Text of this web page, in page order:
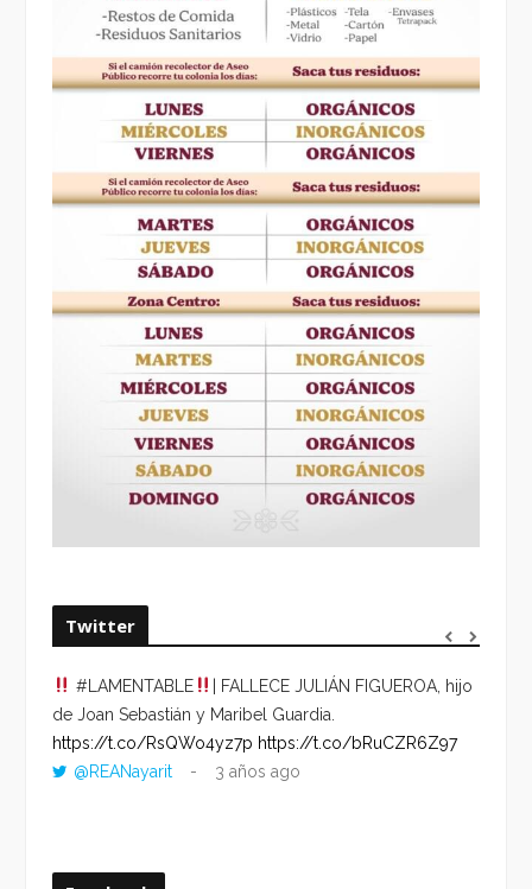
Twitter
#LAMENTABLE
| FALLECE JULIÁN FIGUEROA, hijo
de Joan Sebastián y Maribel Guardia.
https://t.co/RsQWo4yz7p https://t.co/bRuCZR6Z97
@REANayarit
3 años ago